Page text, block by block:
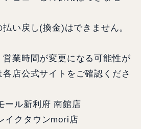
い戻し(換金)はできません。
業時間が変更になる可能性が
店公式サイトをご確認くださ
ール新利府 南館店
イクタウンmori店